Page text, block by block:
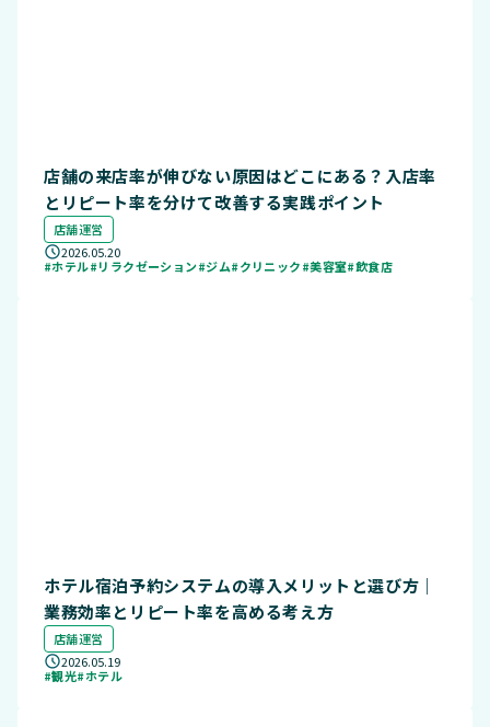
店舗の来店率が伸びない原因はどこにある？入店率
とリピート率を分けて改善する実践ポイント
店舗運営
2026.05.20
#ホテル#リラクゼーション#ジム#クリニック#美容室#飲食店
ホテル宿泊予約システムの導入メリットと選び方｜
業務効率とリピート率を高める考え方
店舗運営
2026.05.19
#観光#ホテル